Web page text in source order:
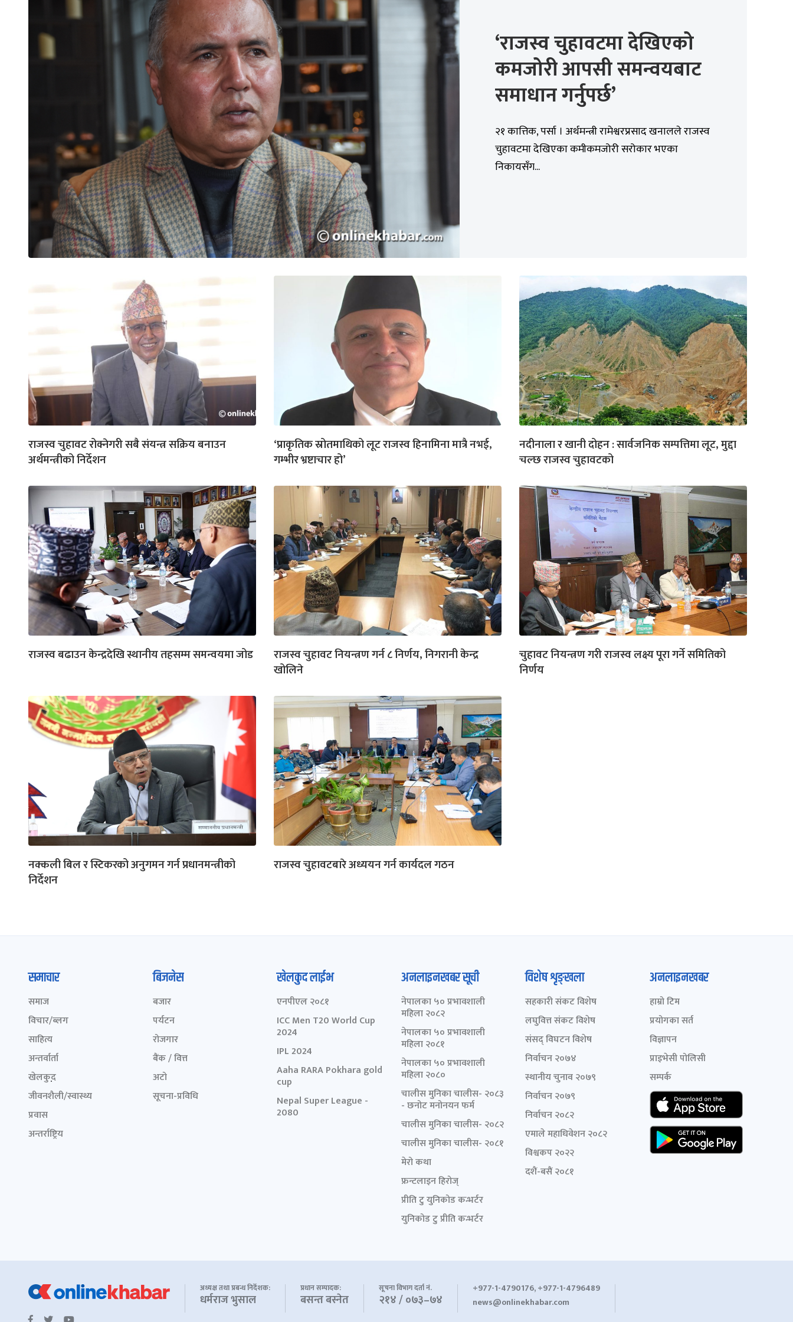
‘राजस्व चुहावटमा देखिएको
कमजोरी आपसी समन्वयबाट
समाधान गर्नुपर्छ’
२१ कात्तिक, पर्सा । अर्थमन्त्री रामेश्वरप्रसाद खनालले राजस्व
चुहावटमा देखिएका कमीकमजोरी सरोकार भएका
निकायसँग...
राजस्व चुहावट रोक्नेगरी सबै संयन्त्र सक्रिय बनाउन
अर्थमन्त्रीको निर्देशन
‘प्राकृतिक स्रोतमाथिको लूट राजस्व हिनामिना मात्रै नभई,
गम्भीर भ्रष्टाचार हो’
नदीनाला र खानी दोहन : सार्वजनिक सम्पत्तिमा लूट, मुद्दा
चल्छ राजस्व चुहावटको
राजस्व बढाउन केन्द्रदेखि स्थानीय तहसम्म समन्वयमा जोड
राजस्व चुहावट नियन्त्रण गर्न ८ निर्णय, निगरानी केन्द्र
खोलिने
चुहावट नियन्त्रण गरी राजस्व लक्ष्य पूरा गर्ने समितिको
निर्णय
नक्कली बिल र स्टिकरको अनुगमन गर्न प्रधानमन्त्रीको
निर्देशन
राजस्व चुहावटबारे अध्ययन गर्न कार्यदल गठन
समाचार
समाज
विचार/ब्लग
साहित्य
अन्तर्वार्ता
खेलकुद़़
जीवनशैली/स्वास्थ्य
प्रवास
अन्तर्राष्ट्रिय
बिजनेस
बजार
पर्यटन
रोजगार
बैंक / वित्त
अटो
सूचना-प्रविधि
खेलकुद लाईभ
एनपीएल २०८१
ICC Men T20 World Cup
2024
IPL 2024
Aaha RARA Pokhara gold
cup
Nepal Super League -
2080
अनलाइनखबर सूची
नेपालका ५० प्रभावशाली
महिला २०८२
नेपालका ५० प्रभावशाली
महिला २०८१
नेपालका ५० प्रभावशाली
महिला २०८०
चालीस मुनिका चालीस- २०८३
- छनोट मनोनयन फर्म
चालीस मुनिका चालीस- २०८२
चालीस मुनिका चालीस- २०८१
मेरो कथा
फ्रन्टलाइन हिरोज्
प्रीति टु युनिकोड कन्भर्टर
युनिकोड टु प्रीति कन्भर्टर
विशेष शृङ्खला
सहकारी संकट विशेष
लघुवित्त संकट विशेष
संसद् विघटन विशेष
निर्वाचन २०७४
स्थानीय चुनाव २०७९
निर्वाचन २०७९
निर्वाचन २०८२
एमाले महाधिवेशन २०८२
विश्वकप २०२२
दशैं-बसैं २०८१
अनलाइनखबर
हाम्रो टिम
प्रयोगका सर्त
विज्ञापन
प्राइभेसी पोलिसी
सम्पर्क
अध्यक्ष तथा प्रबन्ध निर्देशक:
धर्मराज भुसाल
प्रधान सम्पादक:
बसन्त बस्नेत
सूचना विभाग दर्ता नं.
२१४ / ०७३–७४
+977-1-4790176, +977-1-4796489
news@onlinekhabar.com